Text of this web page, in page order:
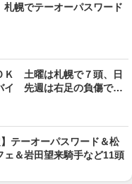
幌でテーオーパスワード
Ｋ 土曜は札幌で７頭、日
イ 先週は右足の負傷で騎
テーオーパスワード＆松
ェ＆岩田望来騎手など11頭